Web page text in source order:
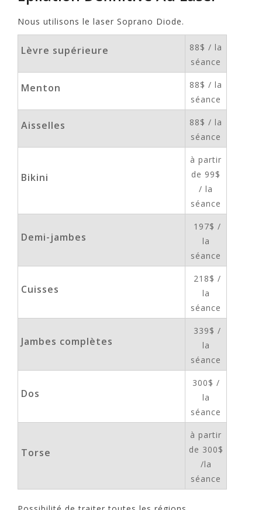
Nous utilisons le laser Soprano Diode.
Lèvre supérieure
88$ / la
séance
Menton
88$ / la
séance
Aisselles
88$ / la
séance
Bikini
à partir
de 99$
/ la
séance
Demi-jambes
197$ /
la
séance
Cuisses
218$ /
la
séance
Jambes complètes
339$ /
la
séance
Dos
300$ /
la
séance
Torse
à partir
de 300$
/la
séance